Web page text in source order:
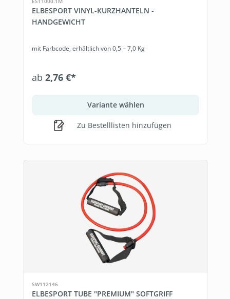
ELBESPORT VINYL-KURZHANTELN -
HANDGEWICHT
mit Farbcode, erhältlich von 0,5 – 7,0 Kg
ab 2,76 €*
Variante wählen
Zu Bestelllisten hinzufügen
SW112146
ELBESPORT TUBE "PREMIUM" SOFTGRIFF